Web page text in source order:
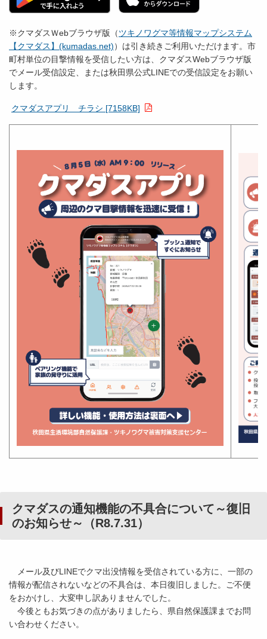
※クマダスＷebブラウザ版（ツキノワグマ等情報マップシステム
【クマダス】(kumadas.net)）は引き続きご利用いただけます。市
町村単位の目撃情報を受信したい方は、クマダスWebブラウザ版
でメール受信設定、または秋田県公式LINEでの受信設定をお願い
します。
クマダスアプリ チラシ [7158KB]
クマダスの通知機能の不具合について～復旧
のお知らせ～（R8.7.31）
メール及びLINEでクマ出没情報を受信されている方に、一部の
情報が配信されないなどの不具合は、本日復旧しました。ご不便
をおかけし、大変申し訳ありませんでした。
今後ともお気づきの点がありましたら、県自然保護課までお問
い合わせください。